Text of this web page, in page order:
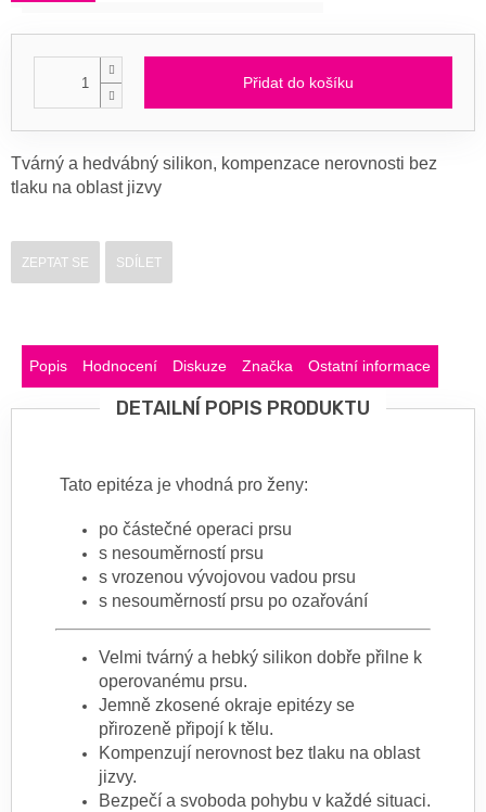
Přidat do košíku
Tvárný a hedvábný silikon, kompenzace nerovnosti bez
tlaku na oblast jizvy
ZEPTAT SE SDÍLET
Popis Hodnocení Diskuze Značka Ostatní informace
DETAILNÍ POPIS PRODUKTU
Tato epitéza je vhodná pro ženy:
po částečné operaci prsu
s nesouměrností prsu
s vrozenou vývojovou vadou prsu
s nesouměrností prsu po ozařování
Velmi tvárný a hebký silikon dobře přilne k
operovanému prsu.
Jemně zkosené okraje epitézy se
přirozeně připojí k tělu.
Kompenzují nerovnost bez tlaku na oblast
jizvy.
Bezpečí a svoboda pohybu v každé situaci.